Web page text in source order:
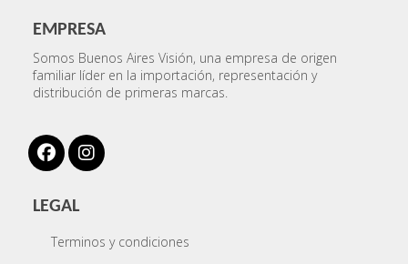
EMPRESA
Somos Buenos Aires Visión, una empresa de origen
familiar líder en la importación, representación y
distribución de primeras marcas.
LEGAL
Terminos y condiciones